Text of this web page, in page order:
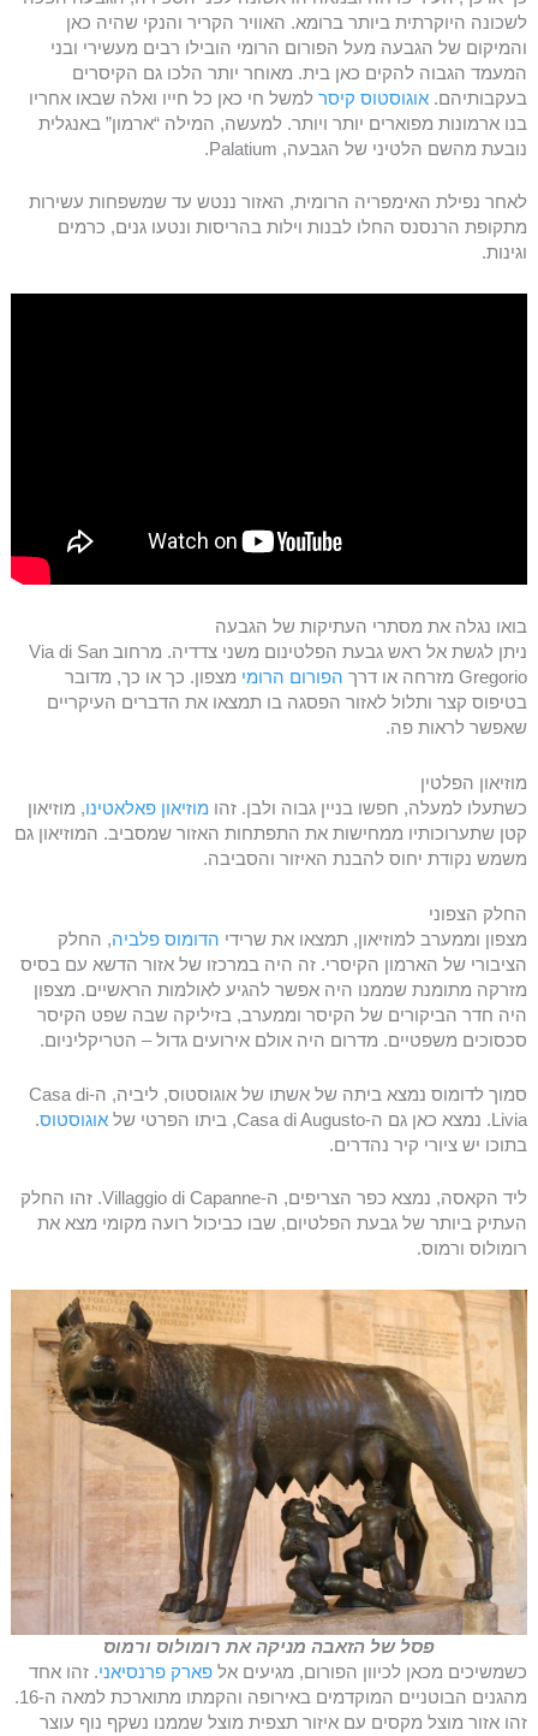
לשכונה היוקרתית ביותר ברומא. האוויר הקריר והנקי שהיה כאן
והמיקום של הגבעה מעל הפורום הרומי הובילו רבים מעשירי ובני
המעמד הגבוה להקים כאן בית. מאוחר יותר הלכו גם הקיסרים
בעקבותיהם. אוגוסטוס קיסרלמשל חי כאן כל חייו ואלה שבאו אחריו
בנו ארמונות מפוארים יותר ויותר. למעשה, המילה “ארמון” באנגלית
נובעת מהשם הלטיני של הגבעה, Palatium.
לאחר נפילת האימפריה הרומית, האזור ננטש עד שמשפחות עשירות
מתקופת הרנסנס החלו לבנות וילות בהריסות ונטעו גנים, כרמים
וגינות.
בואו נגלה את מסתרי העתיקות של הגבעה
ניתן לגשת אל ראש גבעת הפלטינום משני צדדיה. מרחוב Via di San
Gregorio מזרחה או דרך
הפורום הרומי מצפון. כך או כך, מדובר
בטיפוס קצר ותלול לאזור הפסגה בו תמצאו את הדברים העיקריים
שאפשר לראות פה.
מוזיאון הפלטין
כשתעלו למעלה, חפשו בניין גבוה ולבן. זהו מוזיאון פאלאטינו, מוזיאון
קטן שתערוכותיו ממחישות את התפתחות האזור שמסביב. המוזיאון גם
משמש נקודת יחוס להבנת האיזור והסביבה.
החלק הצפוני
מצפון וממערב למוזיאון, תמצאו את שרידי הדומוס פלביה, החלק
הציבורי של הארמון הקיסרי. זה היה במרכזו של אזור הדשא עם בסיס
מזרקה מתומנת שממנו היה אפשר להגיע לאולמות הראשיים. מצפון
היה חדר הביקורים של הקיסר וממערב, בזיליקה שבה שפט הקיסר
סכסוכים משפטיים. מדרום היה אולם אירועים גדול – הטריקליניום.
סמוך לדומוס נמצא ביתה של אשתו של אוגוסטוס, ליביה, ה-Casa di
Livia. נמצא כאן גם ה-Casa di Augusto, ביתו הפרטי של
אוגוסטוס.
בתוכו יש ציורי קיר נהדרים.
ליד הקאסה, נמצא כפר הצריפים, ה-Villaggio di Capanne. זהו החלק
העתיק ביותר של גבעת הפלטיום, שבו כביכול רועה מקומי מצא את
רומולוס ורמוס.
פסל של הזאבה מניקה את רומולוס ורמוס
כשמשיכים מכאן לכיוון הפורום, מגיעים אל פארק פרנסיאני. זהו אחד
מהגנים הבוטניים המוקדמים באירופה והקמתו מתוארכת למאה ה-16.
זהו אזור מוצל מקסים עם איזור תצפית מוצל שממנו נשקף נוף עוצר